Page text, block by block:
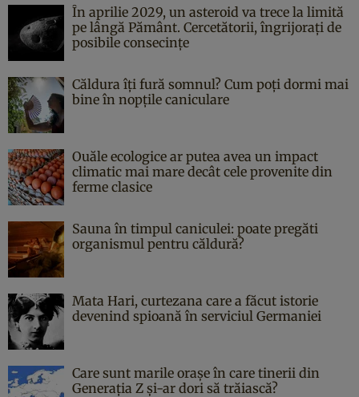
În aprilie 2029, un asteroid va trece la limită
pe lângă Pământ. Cercetătorii, îngrijorați de
posibile consecințe
Căldura îți fură somnul? Cum poți dormi mai
bine în nopțile caniculare
Ouăle ecologice ar putea avea un impact
climatic mai mare decât cele provenite din
ferme clasice
Sauna în timpul caniculei: poate pregăti
organismul pentru căldură?
Mata Hari, curtezana care a făcut istorie
devenind spioană în serviciul Germaniei
Care sunt marile orașe în care tinerii din
Generația Z și-ar dori să trăiască?